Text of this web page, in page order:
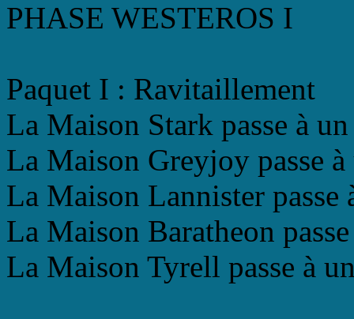
PHASE WESTEROS I
Paquet I : Ravitaillement
La Maison Stark passe à
La Maison Greyjoy passe
La Maison Lannister
La Maison Baratheon
La Maison Tyrell passe à